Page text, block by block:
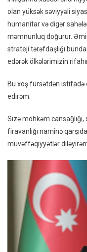
olan yüksək səviyyəli
humanitar və digər
məmnunluq doğurur.
strateji tərəfdaşlığı
edərək ölkələrimizin
Bu xoş fürsətdən istifadə
edirəm.
Sizə möhkəm
firavanlığı naminə
müvəffəqiyyətlər